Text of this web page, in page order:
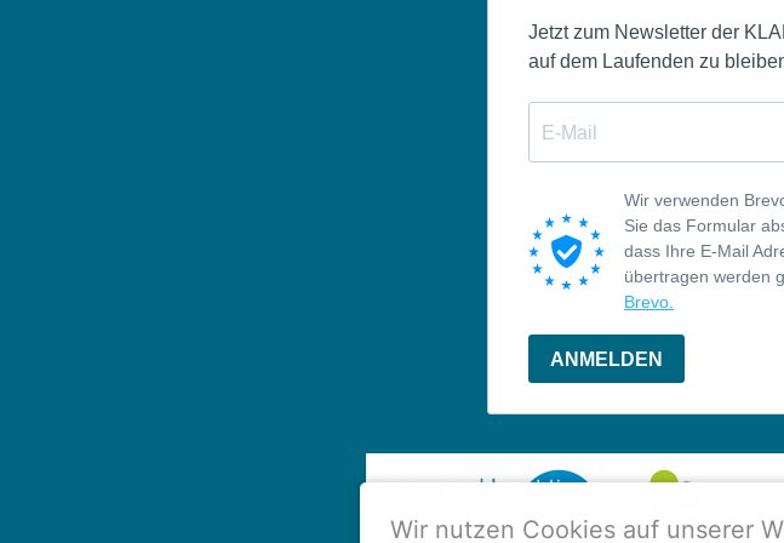
Jetzt zum Newsletter der
auf dem Laufenden zu
Wir verwenden
Sie das Formular
dass Ihre E-Mail
übertragen werden
Brevo.
ANMELDEN
Wir nutzen Cookies auf unserer